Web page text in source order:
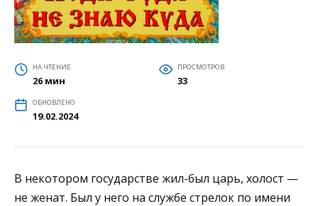
НА ЧТЕНИЕ
26 мин
ПРОСМОТРОВ
33
ОБНОВЛЕНО
19.02.2024
В некотором государстве жил-был царь, холост —
не женат. Был у него на службе стрелок по имени